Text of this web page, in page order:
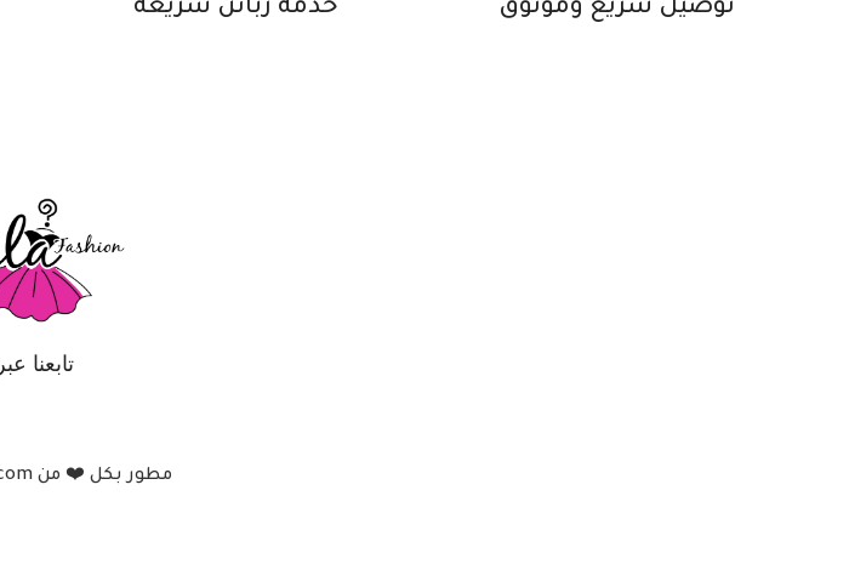
توصيل سريع وموثوق خدمة زبائن سريعه
تابعنا عبر
مطور بكل ❤️ من amfortech.com